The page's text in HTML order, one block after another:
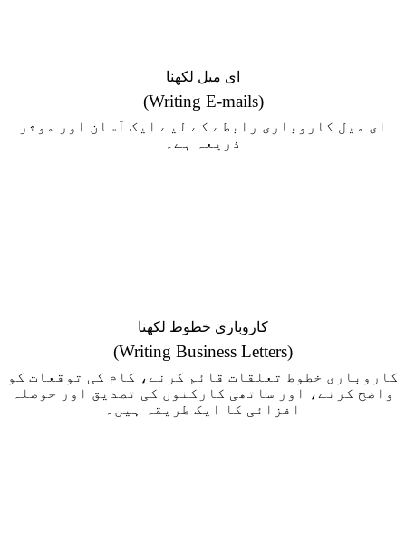
ای میل لکھنا
(Writing E-mails)
ای میل کاروباری رابطے کے لیے ایک آسان اور موثر
ذریعہ ہے۔
کاروباری خطوط لکھنا
(Writing Business Letters)
کاروباری خطوط تعلقات قائم کرنے، کام کی توقعات کو
واضح کرنے، اور ساتھی کارکنوں کی تصدیق اور حوصلہ
افزائی کا ایک طریقہ ہیں۔